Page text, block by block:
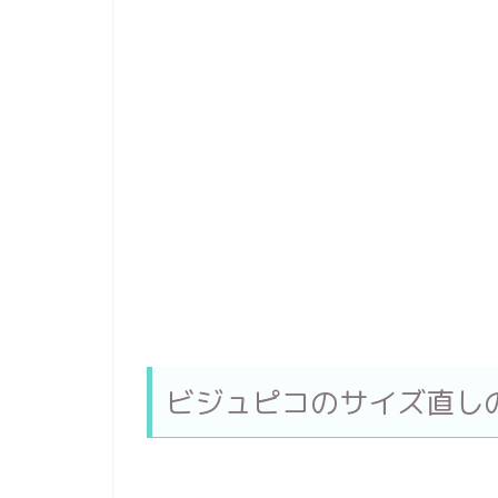
ビジュピコのサイズ直し